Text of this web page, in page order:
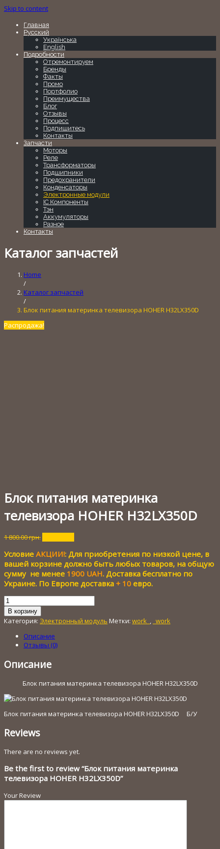
Skip to content
Главная
Русский
Українська
English
Подробности
Отремонтируем
Бренды
Факты
Промо
Портфолио
Преимущества
Блог
Отзывы
Процесс
Подпишитесь
Контакты
Запчасти
Моторы
Реле
Трансформаторы
Подшипники
Предохранители
Конденсаторы
Электронные модули
IC Компоненты
Тэн
Аккумуляторы
Разное
Контакты
Каталог запчастей
Home
/
Каталог запчастей
/
Блок питания материнка телевизора HOHER H32LX350D
Распродажа!
Блок питания материнка
телевизора HOHER H32LX350D
1 800.00грн.
составляла
1
800.00 грн..
250.00 грн..
Условие АКЦИИ!: Для приобретения по низкой цене, в
вашей корзине должно быть любых товаров, на общую
сумму не менее 1900 UAH. Доставка бесплатно по
Украине. По Европе доставка + 10 евро.
Количество
товара
Блок
питания
материнка
телевизора
H32LX350D
В корзину
Категория: Электронный модуль Метки: work_ , _work
Описание
Отзывы (0)
Описание
Блок питания материнка телевизора HOHER H32LX350D
Блок питания материнка телевизора HOHER H32LX350D Б/У
Reviews
There are no reviews yet.
Be the first to review “Блок питания материнка
телевизора HOHER H32LX350D”
Your Review